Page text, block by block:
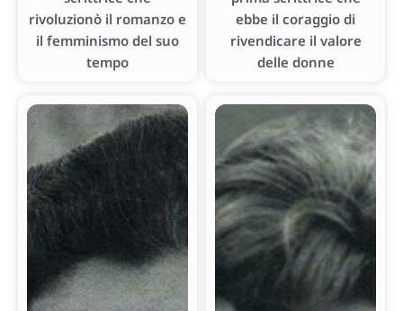
rivoluzionò il romanzo e
il femminismo del suo
tempo
ebbe il coraggio di
rivendicare il valore
delle donne